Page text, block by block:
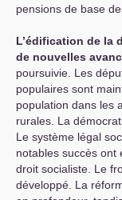
pensions de base
L’édification de la
de nouvelles
poursuivie. Les
populaires sont
population dans les
rurales. La
Le système légal
notables succès ont
droit socialiste. Le
développé. La